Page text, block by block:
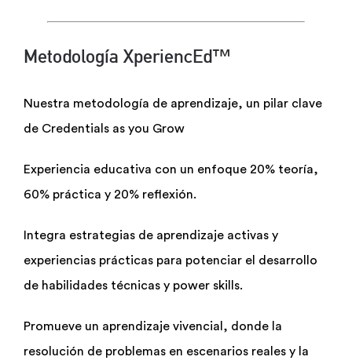
Metodología XperiencEd™
Nuestra metodología de aprendizaje, un pilar clave
de Credentials as you Grow
Experiencia educativa con un enfoque 20% teoría,
60% práctica y 20% reflexión.
Integra estrategias de aprendizaje activas y
experiencias prácticas para potenciar el desarrollo
de habilidades técnicas y power skills.
Promueve un aprendizaje vivencial, donde la
resolución de problemas en escenarios reales y la